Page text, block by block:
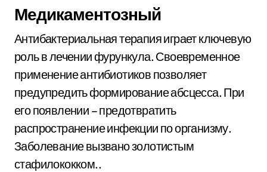
Медикаментозный
Антибактериальная терапия играет ключевую
роль в лечении фурункула. Своевременное
применение антибиотиков позволяет
предупредить формирование абсцесса. При
его появлении – предотвратить
распространение инфекции по организму.
Заболевание вызвано золотистым
стафилококком..